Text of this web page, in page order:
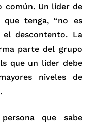
común. Un líder de
que tenga, “no es
el descontento. La
parte del grupo
que un líder debe
niveles de
que sabe